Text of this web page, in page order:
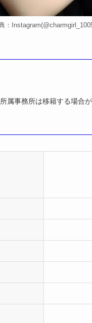
：
属事務所は移籍する場合